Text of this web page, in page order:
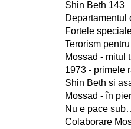
Shin Beth 143
Departamentul
Fortele
Terorism
Mossad - mitul
1973 - primele
Shin Beth si
Mossad - în
Nu e pace
Colaborare